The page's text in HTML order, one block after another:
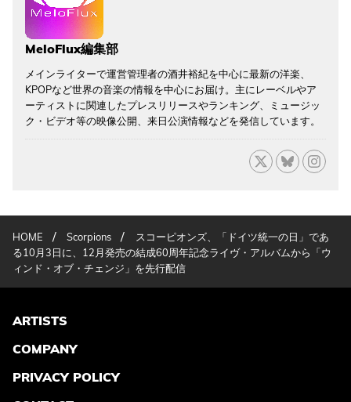
MeloFlux編集部
メインライターで運営管理者の酒井裕紀を中心に最新の洋楽、
KPOPなど世界の音楽の情報を中心にお届け。主にレーベルやア
ーティストに関連したプレスリリースやランキング、ミュージッ
ク・ビデオ等の映像公開、来日公演情報などを発信しています。
HOME / Scorpions /
スコーピオンズ、「ドイツ統一の日」であ
る10月3日に、12月発売の結成60周年記念ライヴ・アルバムから「ウ
ィンド・オブ・チェンジ」を先行配信
ARTISTS
COMPANY
PRIVACY POLICY